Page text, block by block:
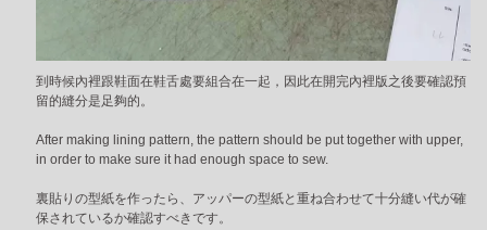
到時候內裡跟鞋面在鞋舌處要組合在一起，因此在開完內裡版之後要確認預
留的縫分是足夠的。
After making lining pattern, the pattern should be put together with upper,
in order to make sure it had enough space to sew.
裏貼りの型紙を作ったら、アッパーの型紙と重ね合わせて十分縫い代が確
保されているか確認すべきです。